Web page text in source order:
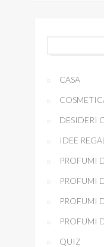
CASA
DESIDERI
IDEE
PROFUMI
PROFUMI
PROFUMI
PROFUMI
QUIZ